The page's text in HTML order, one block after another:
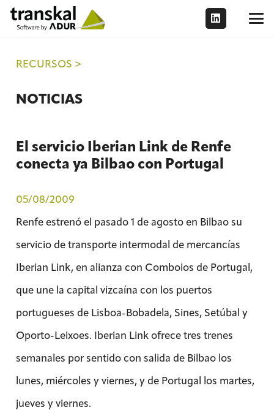
RECURSOS >
NOTICIAS
El servicio Iberian Link de Renfe
conecta ya Bilbao con Portugal
05/08/2009
Renfe estrenó el pasado 1 de agosto en Bilbao su
servicio de transporte intermodal de mercancías
Iberian Link, en alianza con Comboios de Portugal,
que une la capital vizcaína con los puertos
portugueses de Lisboa-Bobadela, Sines, Setúbal y
Oporto-Leixoes. Iberian Link ofrece tres trenes
semanales por sentido con salida de Bilbao los
lunes, miércoles y viernes, y de Portugal los martes,
jueves y viernes.